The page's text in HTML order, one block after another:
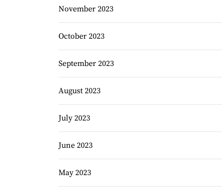
November 2023
October 2023
September 2023
August 2023
July 2023
June 2023
May 2023